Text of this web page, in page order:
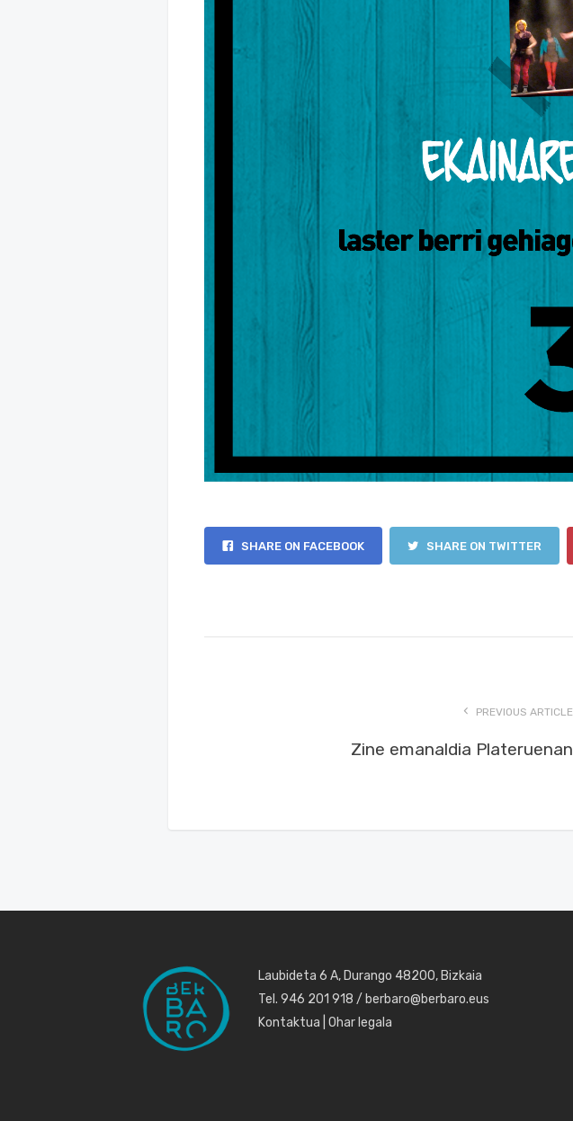
SHARE ON FACEBOOK SHARE ON TWITTER
PREVIOUS ARTICLE
Zine emanaldia Plateruenan
Laubideta 6 A, Durango 48200, Bizkaia
Tel. 946 201 918 / berbaro@berbaro.eus
Kontaktua Ohar legala